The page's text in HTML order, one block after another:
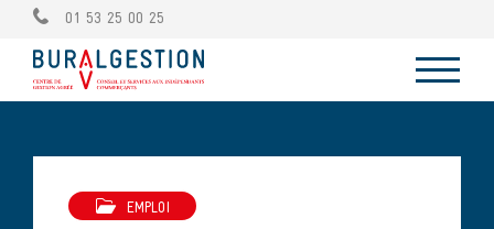
01 53 25 00 25
EMPLOI